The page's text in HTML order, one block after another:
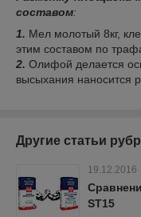
составом:
1. Мел молотый 8кг,
этим составом по
2. Олифой делается
высыхания наносится
Другие статьи
19.12.2016
ST15